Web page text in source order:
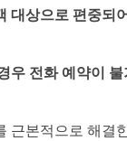
대상으로 편중
우 전화 예약이
근본적으로 해